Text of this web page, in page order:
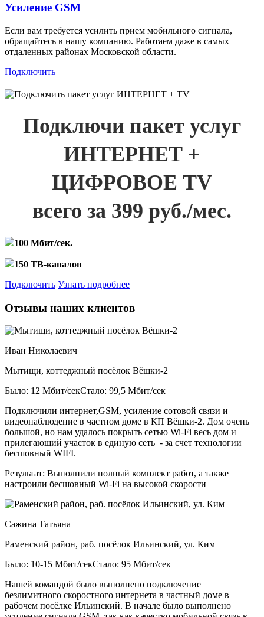
Усиление GSM
Если вам требуется усилить прием мобильного сигнала,
обращайтесь в нашу компанию. Работаем даже в самых
отдаленных районах Московской области.
Подключить
Подключи пакет услуг
ИНТЕРНЕТ +
ЦИФРОВОЕ TV
всего за 399 руб./мес.
100 Мбит/сек.
150 ТВ-каналов
Подключить Узнать подробнее
Отзывы наших клиентов
Иван Николаевич
Мытищи, коттеджный посёлок Вёшки-2
Было: 12 Мбит/секСтало: 99,5 Мбит/сек
Подключили интернет,GSM, усиление сотовой связи и
видеонаблюдение в частном доме в КП Вёшки-2. Дом очень
большой, но нам удалось покрыть сетью Wi-Fi весь дом и
прилегающий участок в единую сеть - за счет технологии
бесшовный WIFI.
Результат: Выполнили полный комплект работ, а также
настроили бесшовный Wi-Fi на высокой скорости
Сажина Татьяна
Раменский район, раб. посёлок Ильинский, ул. Ким
Было: 10-15 Мбит/секСтало: 95 Мбит/сек
Нашей командой было выполнено подключение
безлимитного скоростного интернета в частный доме в
рабочем посёлке Ильинский. В начале было выполнено